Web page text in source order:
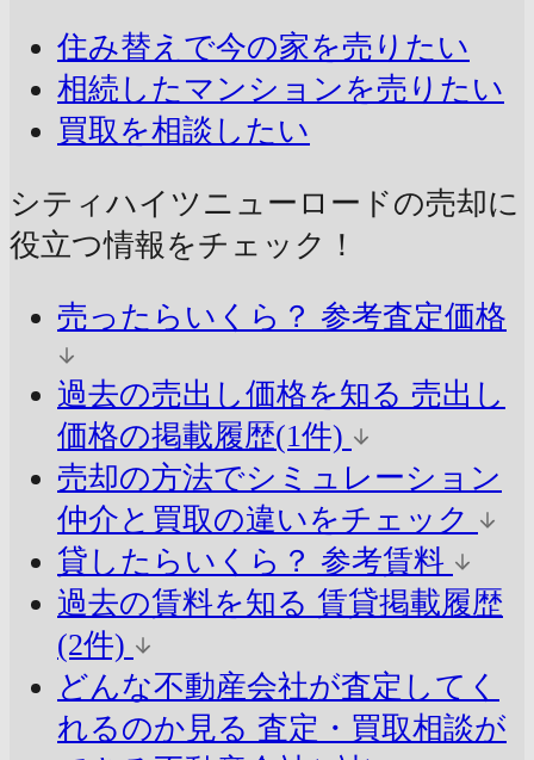
住み替えで今の家を売りたい
相続したマンションを売りたい
買取を相談したい
シティハイツニューロードの売却に
役立つ情報をチェック！
売ったらいくら？ 参考査定価格
過去の売出し価格を知る 売出し
価格の掲載履歴(1件)
売却の方法でシミュレーション
仲介と買取の違いをチェック
貸したらいくら？ 参考賃料
過去の賃料を知る 賃貸掲載履歴
(2件)
どんな不動産会社が査定してく
れるのか見る 査定・買取相談が